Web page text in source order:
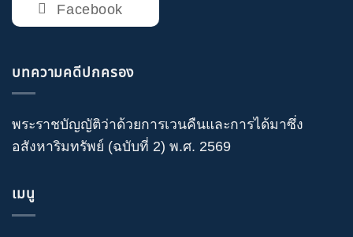
Facebook
บทความคดีปกครอง
พระราชบัญญัติว่าด้วยการเวนคืนและการได้มาซึ่ง
อสังหาริมทรัพย์ (ฉบับที่ 2) พ.ศ. 2569
เมนู